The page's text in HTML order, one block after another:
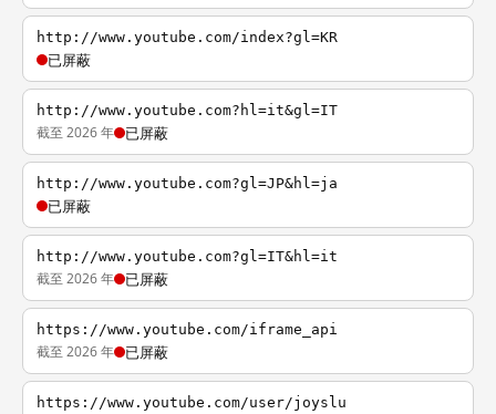
http://www.youtube.com/index?gl=KR
已屏蔽
http://www.youtube.com?hl=it&gl=IT
截至 2026 年 已屏蔽
http://www.youtube.com?gl=JP&hl=ja
已屏蔽
http://www.youtube.com?gl=IT&hl=it
截至 2026 年 已屏蔽
https://www.youtube.com/iframe_api
截至 2026 年 已屏蔽
https://www.youtube.com/user/joyslu